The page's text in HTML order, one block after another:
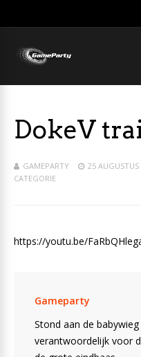
DokeV
GAMEPARTY 25 AUGUSTUS
CATEGORIE
https://youtu.be/
Gameparty
Stond aan de
verantwoordelijk voor